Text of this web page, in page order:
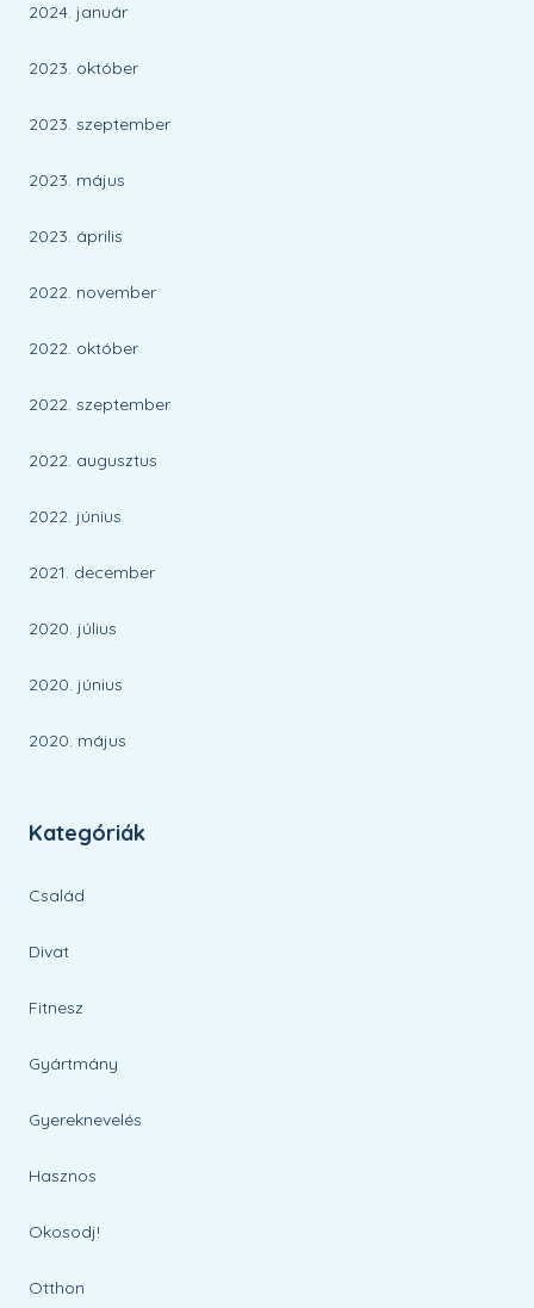
2024. január
2023. október
2023. szeptember
2023. május
2023. április
2022. november
2022. október
2022. szeptember
2022. augusztus
2022. június
2021. december
2020. július
2020. június
2020. május
Kategóriák
Család
Divat
Fitnesz
Gyártmány
Gyereknevelés
Hasznos
Okosodj!
Otthon